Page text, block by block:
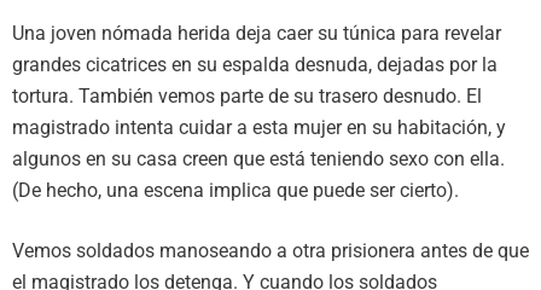
Una joven nómada herida deja caer su túnica para revelar
grandes cicatrices en su espalda desnuda, dejadas por la
tortura. También vemos parte de su trasero desnudo. El
magistrado intenta cuidar a esta mujer en su habitación, y
algunos en su casa creen que está teniendo sexo con ella.
(De hecho, una escena implica que puede ser cierto).
Vemos soldados manoseando a otra prisionera antes de que
el magistrado los detenga. Y cuando los soldados